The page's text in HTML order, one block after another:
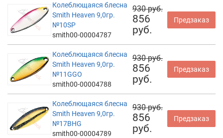
Колеблющаяся блесна
Smith Heaven 9,0гр.
№10SP
smith00-00004787
930 руб.
856
руб.
Предзаказ
Колеблющаяся блесна
Smith Heaven 9,0гр.
№11GGO
smith00-00004788
930 руб.
856
руб.
Предзаказ
Колеблющаяся блесна
Smith Heaven 9,0гр.
№17BHG
smith00-00004789
930 руб.
856
руб.
Предзаказ